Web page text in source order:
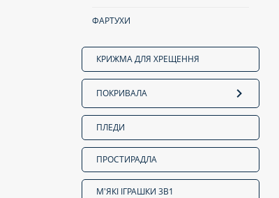
ФАРТУХИ
КРИЖМА ДЛЯ ХРЕЩЕННЯ
ПОКРИВАЛА
ПЛЕДИ
ПРОСТИРАДЛА
М'ЯКІ ІГРАШКИ 3В1